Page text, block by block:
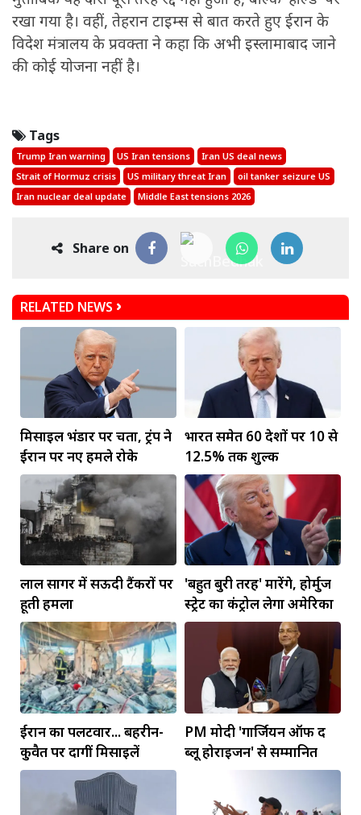
रखा गया है। वहीं, तेहरान टाइम्स से बात करते हुए ईरान के
विदेश मंत्रालय के प्रवक्ता ने कहा कि अभी इस्लामाबाद जाने
की कोई योजना नहीं है।
Tags
Trump Iran warning US Iran tensions
Iran US deal news
Strait of Hormuz crisis
US military threat Iran
oil tanker seizure US
Iran nuclear deal update
Middle East tensions 2026
Share on
RELATED NEWS
मिसाइल भंडार पर चिंता, ट्रंप ने
ईरान पर नए हमले रोके
भारत समेत 60 देशों पर 10 से
12.5% तक शुल्क
लाल सागर में सऊदी टैंकरों पर
हूती हमला
'बहुत बुरी तरह' मारेंगे, होर्मुज
स्ट्रेट का कंट्रोल लेगा अमेरिका
ईरान का पलटवार... बहरीन-
कुवैत पर दागीं मिसाइलें
PM मोदी 'गार्जियन ऑफ द
ब्लू होराइजन' से सम्मानित